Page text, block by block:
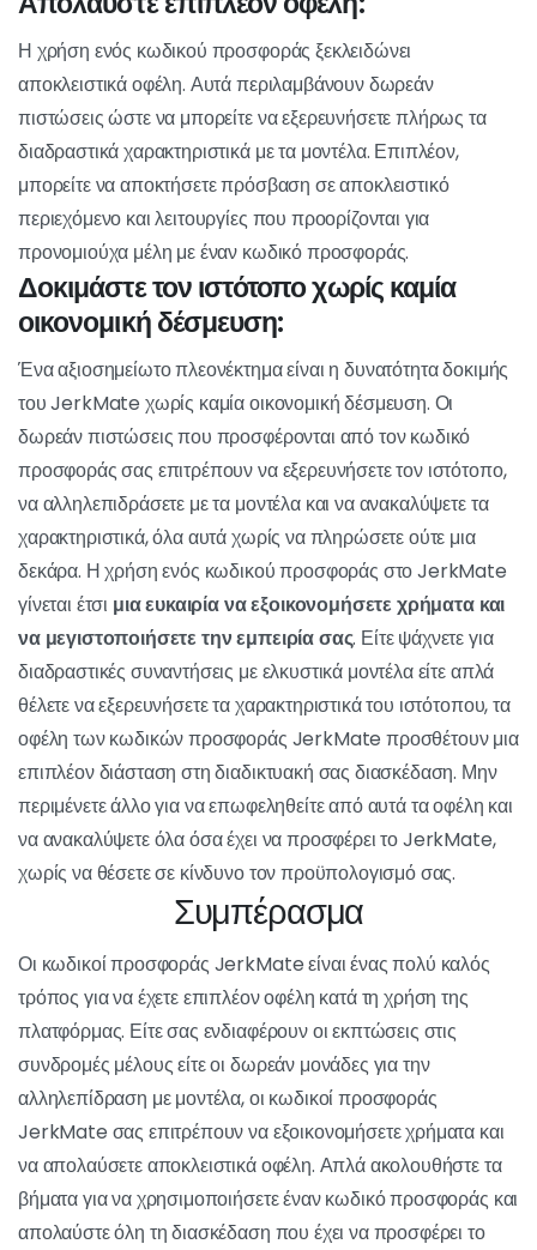
Γιατί να χρησιμοποιήσετε έναν
κωδικό προώθησης JerkMate;
Η χρήση ενόςκωδικός προώθησης JerkMateυπερβαίνει
την απλή οικονομική πτυχή, προσφέροντας μια πληθώρα
πλεονεκτημάτων που εμπλουτίζουν την εμπειρία σας στην
πλατφόρμα. Εδώ είναι γιατί η ενεργοποίηση ενός κωδικού
προσφοράς στο JerkMate είναι μια έξυπνη στρατηγική:
Εξοικονομήστε χρήματα:
Τοκωδικοί promo JerkMateμεταφράζεται σε απτή
εξοικονόμηση πόρων. Μπορείτε να επωφεληθείτε από
ποσοστιαίες εκπτώσεις στις συνδρομές των μελών ή ακόμη
και να λάβετε δωρεάν πιστώσεις, προσθέτοντας σημαντική
αξία στις αλληλεπιδράσεις σας με τα μοντέλα.
Απολαύστε επιπλέον οφέλη:
Η χρήση ενός κωδικού προσφοράς ξεκλειδώνει
αποκλειστικά οφέλη. Αυτά περιλαμβάνουν δωρεάν
πιστώσεις ώστε να μπορείτε να εξερευνήσετε πλήρως τα
διαδραστικά χαρακτηριστικά με τα μοντέλα. Επιπλέον,
μπορείτε να αποκτήσετε πρόσβαση σε αποκλειστικό
περιεχόμενο και λειτουργίες που προορίζονται για
προνομιούχα μέλη με έναν κωδικό προσφοράς.
Δοκιμάστε τον ιστότοπο χωρίς
καμία οικονομική δέσμευση:
Ένα αξιοσημείωτο πλεονέκτημα είναι η δυνατότητα δοκιμής
του JerkMate χωρίς καμία οικονομική δέσμευση. Οι
δωρεάν πιστώσεις που προσφέρονται από τον κωδικό
προσφοράς σας επιτρέπουν να εξερευνήσετε τον ιστότοπο,
να αλληλεπιδράσετε με τα μοντέλα και να ανακαλύψετε τα
χαρακτηριστικά, όλα αυτά χωρίς να πληρώσετε ούτε μια
δεκάρα. Η χρήση ενός κωδικού προσφοράς στο JerkMate
γίνεται έτσιμια ευκαιρία να εξοικονομήσετε χρήματα και
να μεγιστοποιήσετε την εμπειρία σας. Είτε ψάχνετε για
διαδραστικές συναντήσεις με ελκυστικά μοντέλα είτε απλά